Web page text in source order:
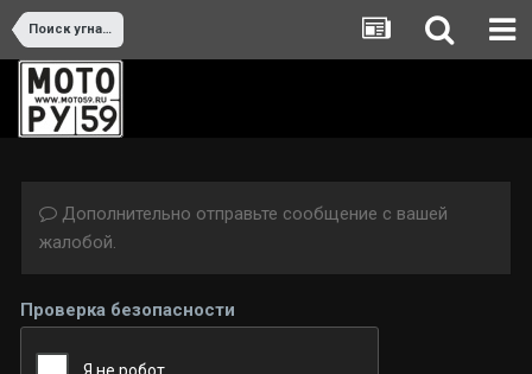
Поиск угнанных мотоциклов и потерянных вещей
Дополнительно отправьте сообщение с вашей
жалобой.
Проверка безопасности